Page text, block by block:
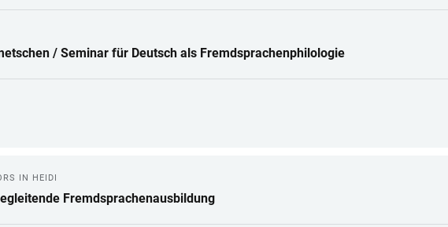
/ Seminar für Deutsch als Fremdsprachenphilologie
IN HEIDI
Fremdsprachenausbildung